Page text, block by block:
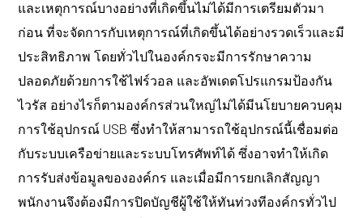
และเหตุการณ์บางอย่างที่เกิดขึ้นไม่ได้มีการเตรียมตัวมา
ก่อน ที่จะจัดการกับเหตุการณ์ที่เกิดขึ้นได้อย่างรวดเร็วและมี
ประสิทธิภาพ โดยทั่วไปในองค์กรจะมีการรักษาความ
ปลอดภัยด้วยการใช้ไฟร์วอล และอัพเดตโปรแกรมป้องกัน
ไวรัส อย่างไรก็ตามองค์กรส่วนใหญ่ไม่ได้มีนโยบายควบคุม
การใช้อุปกรณ์ USBซึ่งทำให้สามารถใช้อุปกรณ์นี้เชื่อมต่อ
กับระบบเครือข่ายและระบบโทรศัพท์ได้ ซึ่งอาจทำให้เกิด
การรับส่งข้อมูลขององค์กร และเมื่อมีการยกเลิกสัญญา
พนักงานจึงต้องมีการปิดบัญชีผู้ใช้ให้ทันท่วงทีองค์กรทั่วไป